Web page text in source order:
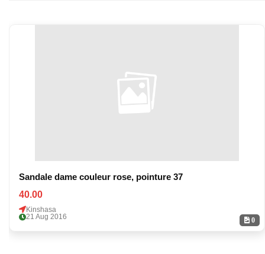
0
Sandale dame couleur rose, pointure 37
40.00
Kinshasa
21 Aug 2016